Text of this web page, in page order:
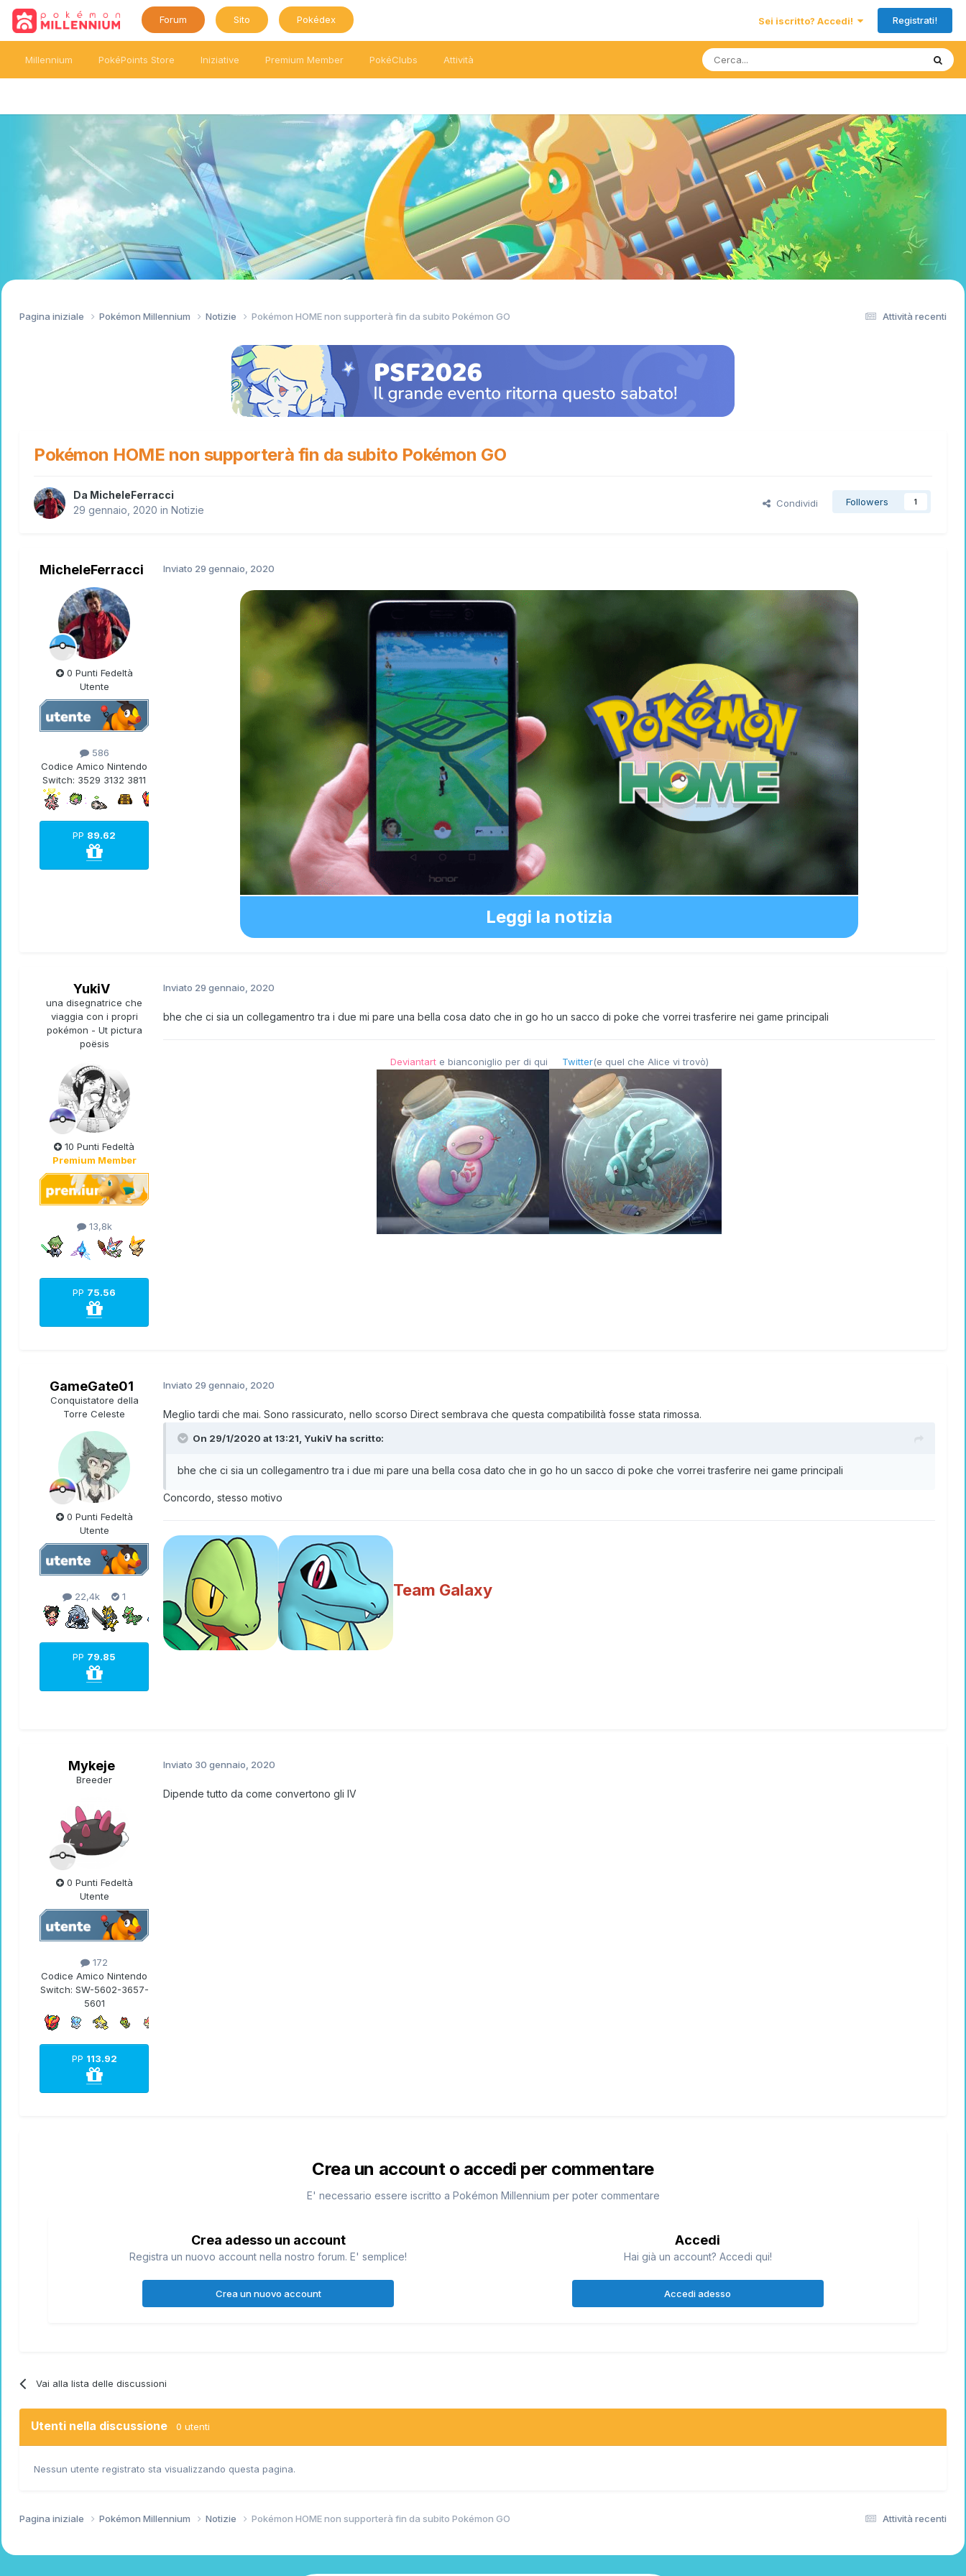
Forum Sito Pokédex Sei iscritto? Accedi! Registrati!
Millennium PokéPoints Store Iniziative Premium Member PokéClubs Attività
Attività recenti
Pagina iniziale Pokémon Millennium Notizie Pokémon HOME non supporterà fin da subito Pokémon GO
Pokémon HOME non supporterà fin da subito Pokémon GO
Da MicheleFerracci
29 gennaio, 2020 in Notizie
Condividi Followers 1
MicheleFerracci
0 Punti Fedeltà
Utente
586
Codice Amico Nintendo
Switch: 3529 3132 3811
PP 89.62
Inviato 29 gennaio, 2020
Leggi la notizia
YukiV
una disegnatrice che
viaggia con i propri
pokémon - Ut pictura
poësis
10 Punti Fedeltà
Premium Member
13,8k
PP 75.56
Inviato 29 gennaio, 2020
bhe che ci sia un collegamentro tra i due mi pare una bella cosa dato che in go ho un sacco di poke che vorrei trasferire nei game principali
Deviantart e bianconiglio per di qui Twitter(e quel che Alice vi trovò)
GameGate01
Conquistatore della
Torre Celeste
0 Punti Fedeltà
Utente
22,4k 1
PP 79.85
Inviato 29 gennaio, 2020
Meglio tardi che mai. Sono rassicurato, nello scorso Direct sembrava che questa compatibilità fosse stata rimossa.
On 29/1/2020 at 13:21, YukiV ha scritto:
bhe che ci sia un collegamentro tra i due mi pare una bella cosa dato che in go ho un sacco di poke che vorrei trasferire nei game principali
Concordo, stesso motivo
Team Galaxy
Mykeje
Breeder
0 Punti Fedeltà
Utente
172
Codice Amico Nintendo
Switch: SW-5602-3657-
5601
PP 113.92
Inviato 30 gennaio, 2020
Dipende tutto da come convertono gli IV
Crea un account o accedi per commentare
E' necessario essere iscritto a Pokémon Millennium per poter commentare
Crea adesso un account
Registra un nuovo account nella nostro forum. E' semplice!
Crea un nuovo account
Accedi
Hai già un account? Accedi qui!
Accedi adesso
Vai alla lista delle discussioni
Utenti nella discussione 0 utenti
Nessun utente registrato sta visualizzando questa pagina.
Attività recenti
Pagina iniziale Pokémon Millennium Notizie Pokémon HOME non supporterà fin da subito Pokémon GO